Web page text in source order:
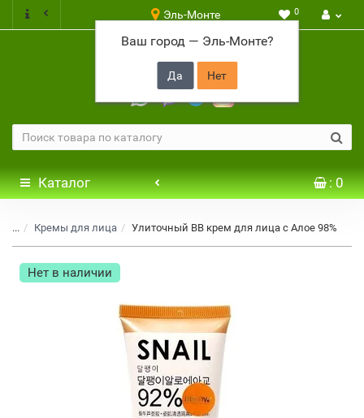
Эль-Монте
Ваш город — Эль-Монте?
0
+7 917 646 65 48
Каталог : 0
... Кремы для лица Улиточный BB крем для лица с Алое 98%
Нет в наличии